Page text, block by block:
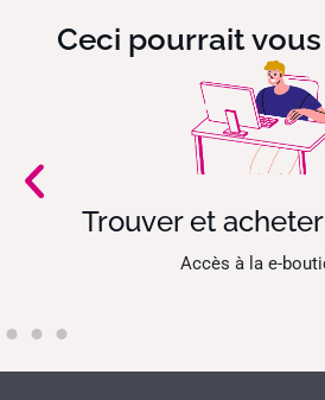
Ceci pourrait
Trouver et
Accès à la e-